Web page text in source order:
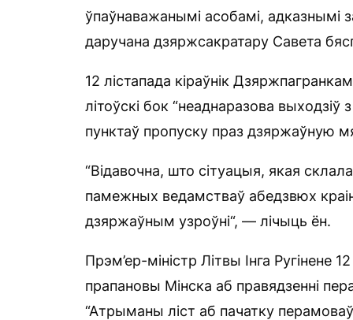
ўпаўнаважанымі асобамі, адказнымі
даручана дзяржсакратару Савета
12 лістапада кіраўнік
літоўскі бок “неаднаразова
пунктаў пропуску праз дзяржаўную
“Відавочна, што сітуацыя, якая
памежных ведамстваў абедзвюх
дзяржаўным узроўні“, — лічыць ён.
Прэм’ер-міністр Літвы Інга Ругінене
прапановы Мінска аб правядзенні
“Атрыманы ліст аб пачатку